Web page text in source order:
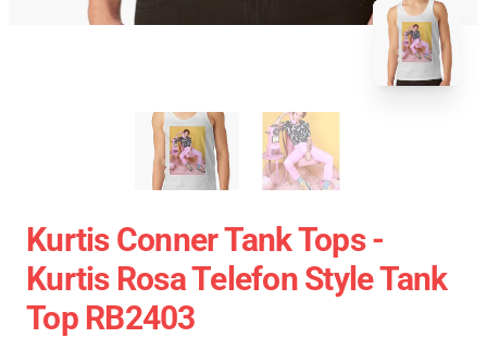
Kurtis Conner Tank Tops -
Kurtis Rosa Telefon Style Tank
Top RB2403